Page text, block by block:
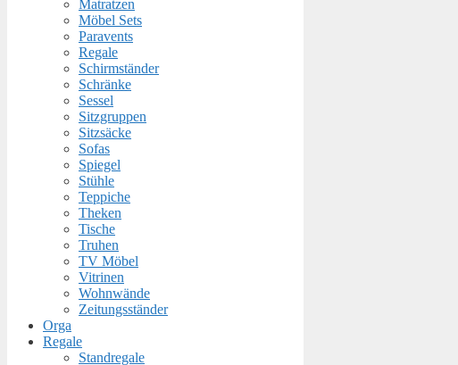
Matratzen
Möbel Sets
Paravents
Regale
Schirmständer
Schränke
Sessel
Sitzgruppen
Sitzsäcke
Sofas
Spiegel
Stühle
Teppiche
Theken
Tische
Truhen
TV Möbel
Vitrinen
Wohnwände
Zeitungsständer
Orga
Regale
Standregale